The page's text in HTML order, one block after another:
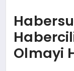
Olmayi